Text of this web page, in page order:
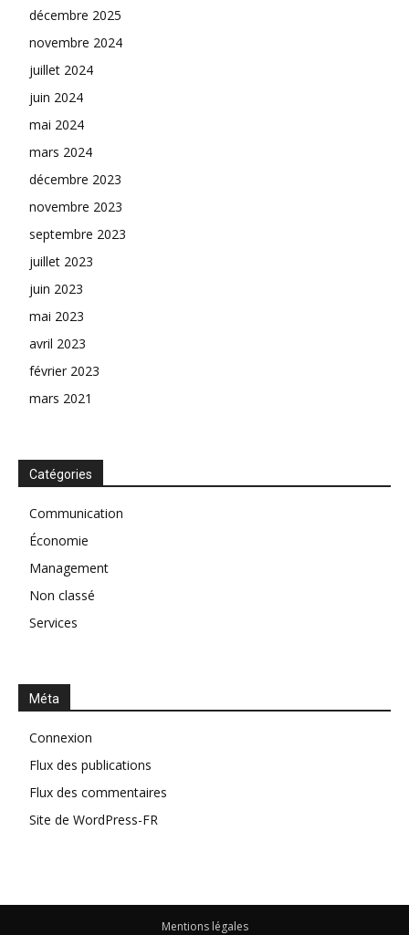
décembre 2025
novembre 2024
juillet 2024
juin 2024
mai 2024
mars 2024
décembre 2023
novembre 2023
septembre 2023
juillet 2023
juin 2023
mai 2023
avril 2023
février 2023
mars 2021
Catégories
Communication
Économie
Management
Non classé
Services
Méta
Connexion
Flux des publications
Flux des commentaires
Site de WordPress-FR
Mentions légales